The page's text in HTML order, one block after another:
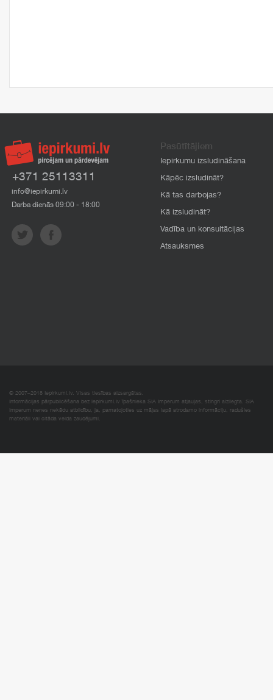
+371 25113311
info@iepirkumi.lv
Darba dienās 09:00 - 18:00
Pasūtītājiem
Iepirkumu izsludināšana
Kāpēc izsludināt?
Kā tas darbojas?
Kā izsludināt?
Vadība un konsultācijas
Atsauksmes
© 2007–2018 Iepirkumi.lv. Visas tiesības aizsargātas.
Informācijas pārpublicēšana bez iepirkumi.lv īpašnieka SIA Imperum atļaujas, stingri aizliegta. SIA
Imperum nenes nekādu atbildību, ja, pamatojoties uz mājas lapā atrodamo informāciju, radušies
materiāli vai citāda veida zaudējumi.